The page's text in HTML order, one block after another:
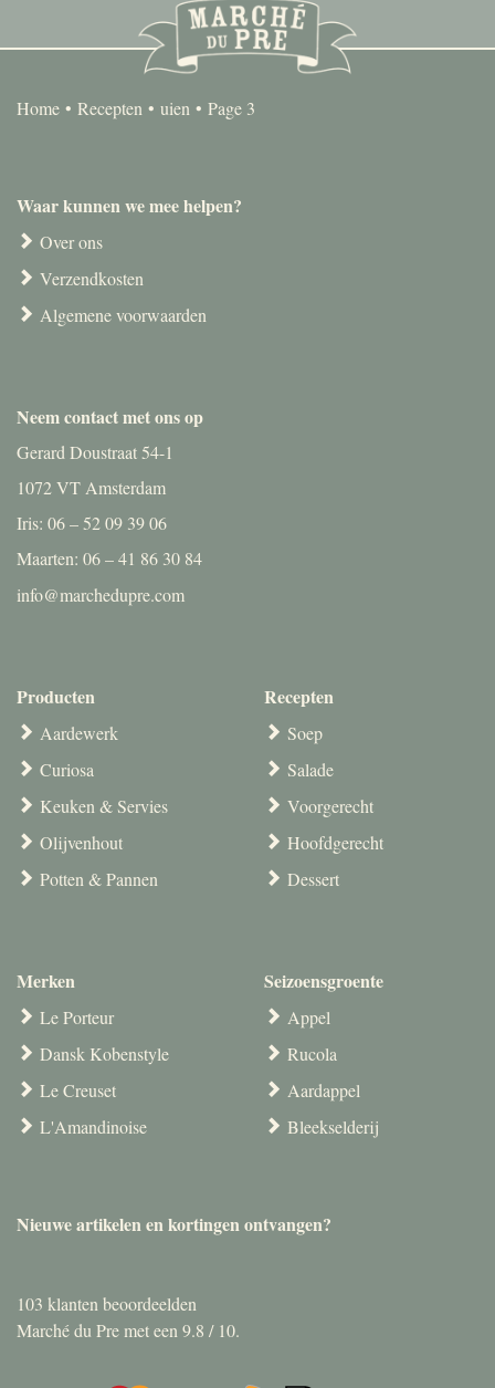
Home Recepten uien Page 3
Waar kunnen we mee helpen?
Over ons
Verzendkosten
Algemene voorwaarden
Neem contact met ons op
Gerard Doustraat 54-1
1072 VT Amsterdam
Iris: 06 – 52 09 39 06
Maarten: 06 – 41 86 30 84
info@marchedupre.com
Producten
Aardewerk
Curiosa
Keuken & Servies
Olijvenhout
Potten & Pannen
Merken
Le Porteur
Dansk Kobenstyle
Le Creuset
L'Amandinoise
Recepten
Soep
Salade
Voorgerecht
Hoofdgerecht
Dessert
Seizoensgroente
Appel
Rucola
Aardappel
Bleekselderij
Nieuwe artikelen en kortingen ontvangen?
103 klanten beoordeelden
Marché du Pre met een 9.8 / 10.